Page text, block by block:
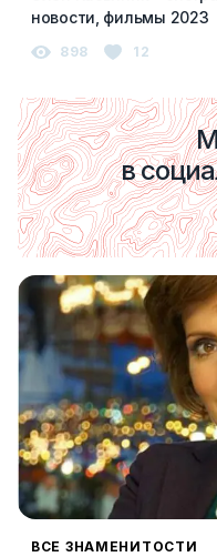
новости, фильмы 2023
898 12
в
ВСЕ ЗНАМЕНИТОСТИ